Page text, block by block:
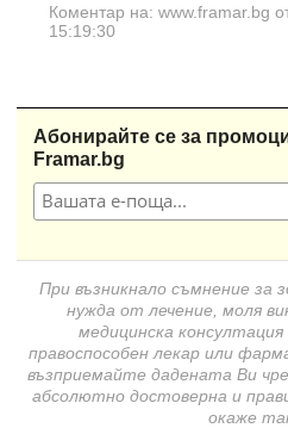
Коментар на: www.framar.bg
15:19:30
Абонирайте се за
Framar.bg
При възникнало съмнение за
нужда от лечение, моля
медицинска
правоспособен лекар или
възприемайте дадената Ви
абсолютно достоверна и
окаже